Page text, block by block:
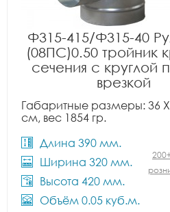
Ф315-415/Ф315-40
(08ПС)0.50 тройник
сечения с круглой
врезкой
Габаритные размеры: 36 X
см, вес 1854 гр.
Длина 390 мм.
Ширина 320 мм.
Высота 420 мм.
Объём 0.05 куб.м.